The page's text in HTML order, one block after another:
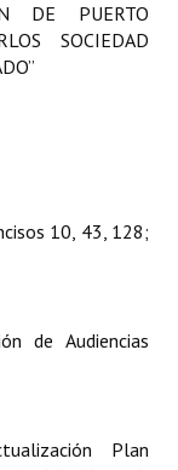
DE PUERTO
SOCIEDAD
10, 43, 128;
de Audiencias
Plan